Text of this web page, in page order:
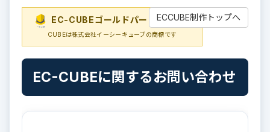
EC-CUBEゴールドパートナーEC-
CUBEは株式会社イーシーキューブの商標です
ECCUBE制作トップへ
EC-CUBEに関するお問い合わせ